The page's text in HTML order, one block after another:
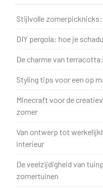
Stijlvolle
DIY pergola: hoe je
De charme van
Styling tips voor een op
Minecraft voor de
zomer
Van ontwerp tot
interieur
De veelzijdigheid van
zomertuinen